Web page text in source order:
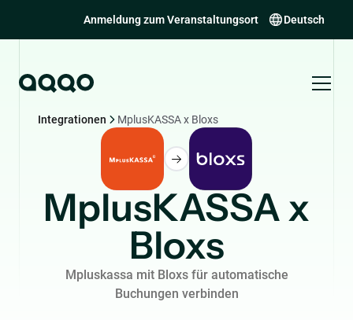
Anmeldung zum Veranstaltungsort Deutsch
Integrationen MplusKASSA x Bloxs
MplusKASSA x
Bloxs
Mpluskassa mit Bloxs für automatische
Buchungen verbinden